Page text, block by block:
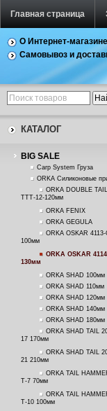
Главная страница
О Интернет-магазине
Самовывоз и
КАТАЛОГ
BIG SALE
Carp System Груза
ORKA Силиконовые
ORKA DOUBLE
TTT-12-120мм
ORKA FENIX
ORKA GEGULA
ORKA OSKAR 4113-
100мм
ORKA OSKAR
130мм
ORKA SHAD 100мм
ORKA SHAD 110мм
ORKA SHAD 120мм
ORKA SHAD 140мм
ORKA SHAD 180мм
ORKA SHAD TAIL
17 170мм
ORKA SHAD TAIL
21 210мм
ORKA TAIL
T-7 70мм
ORKA TAIL
T-10 100мм